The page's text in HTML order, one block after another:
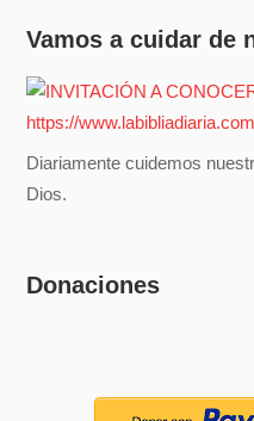
Vamos a cuidar de
Diariamente cuidemos
Dios.
Donaciones